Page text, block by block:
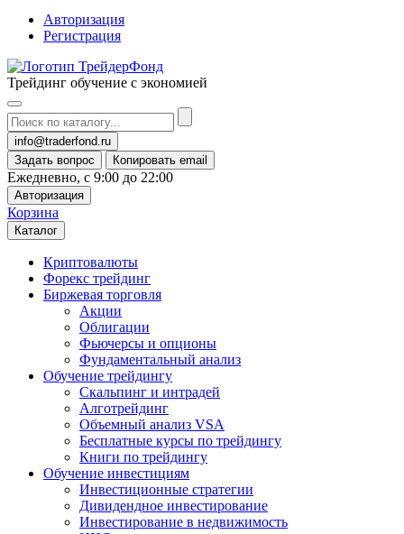
Авторизация
Регистрация
Трейдинг обучение с экономией
info@traderfond.ru
Задать вопрос
Копировать email
Ежедневно, с 9:00 до 22:00
Авторизация
Корзина
Каталог
Криптовалюты
Форекс трейдинг
Биржевая торговля
Акции
Облигации
Фьючерсы и опционы
Фундаментальный анализ
Обучение трейдингу
Скальпинг и интрадей
Алготрейдинг
Объемный анализ VSA
Бесплатные курсы по трейдингу
Книги по трейдингу
Обучение инвестициям
Инвестиционные стратегии
Дивидендное инвестирование
Инвестирование в недвижимость